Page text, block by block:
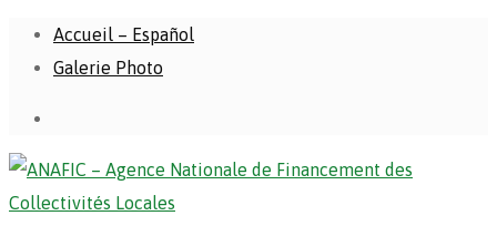
Accueil – Español
Galerie Photo